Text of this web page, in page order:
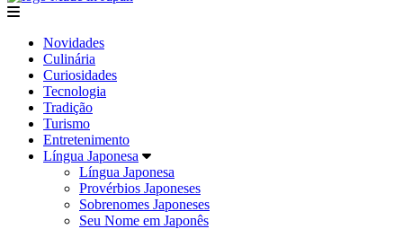
menu
Novidades
Culinária
Curiosidades
Tecnologia
Tradição
Turismo
Entretenimento
Língua Japonesa
Língua Japonesa
Provérbios Japoneses
Sobrenomes Japoneses
Seu Nome em Japonês